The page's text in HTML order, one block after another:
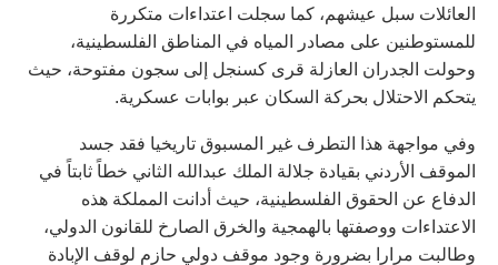
العائلات سبل عيشهم، كما سجلت اعتداءات متكررة
للمستوطنين على مصادر المياه في المناطق الفلسطينية،
وحولت الجدران العازلة قرى كسنجل إلى سجون مفتوحة، حيث
يتحكم الاحتلال بحركة السكان عبر بوابات عسكرية.
وفي مواجهة هذا التطرف غير المسبوق تاريخيا فقد جسد
الموقف الأردني بقيادة جلالة الملك عبدالله الثاني خطاً ثابتاً في
الدفاع عن الحقوق الفلسطينية، حيث أدانت المملكة هذه
الاعتداءات ووصفتها بالهمجية والخرق الصارخ للقانون الدولي،
وطالبت مرارا بضرورة وجود موقف دولي حازم لوقف الإبادة